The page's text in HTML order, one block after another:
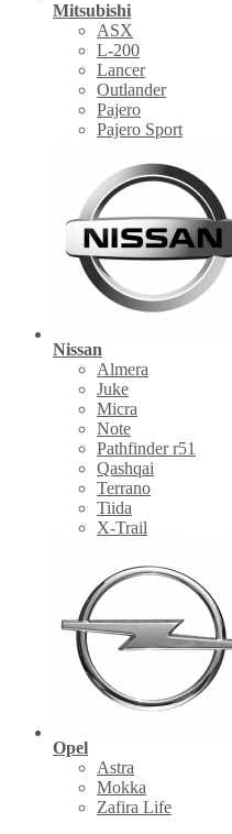
Mitsubishi
ASX
L-200
Lancer
Outlander
Pajero
Pajero Sport
Nissan
Almera
Juke
Micra
Note
Pathfinder r51
Qashqai
Terrano
Tiida
X-Trail
Opel
Astra
Mokka
Zafira Life